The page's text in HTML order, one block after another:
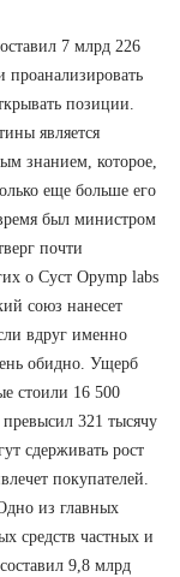
7 млрд 226
позиции.
является
знанием, которое,
еще больше его
был министром
почти
о Суст Opymp labs
союз нанесет
вдруг именно
обидно. Ущерб
стоили 16 500
321 тысячу
сдерживать рост
покупателей.
из главных
средств частных и
9,8 млрд